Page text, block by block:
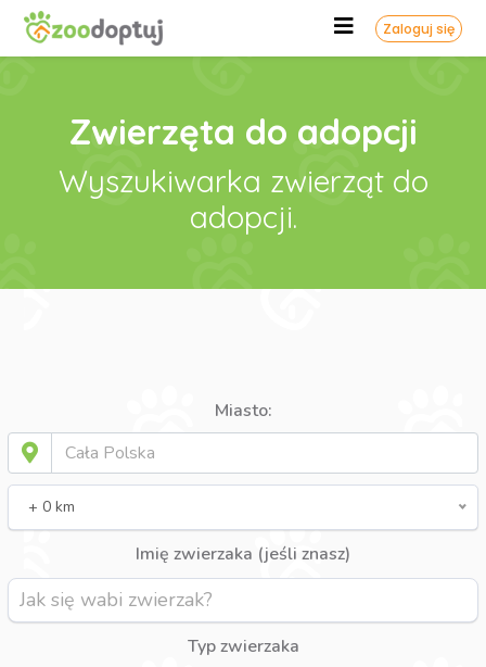
Zaloguj się
Zwierzęta do adopcji
Wyszukiwarka zwierząt do
adopcji.
Miasto:
+ 0 km
Imię zwierzaka (jeśli znasz)
Typ zwierzaka